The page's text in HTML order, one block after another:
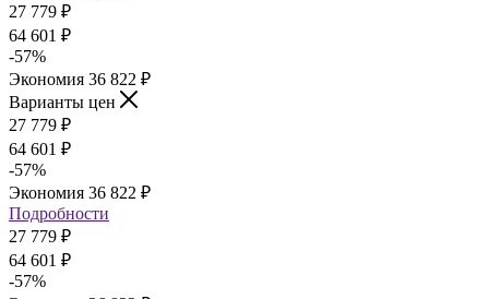
27 779 ₽
64 601 ₽
-57%
Экономия 36 822 ₽
Варианты цен
27 779 ₽
64 601 ₽
-57%
Экономия 36 822 ₽
Подробности
27 779 ₽
64 601 ₽
-57%